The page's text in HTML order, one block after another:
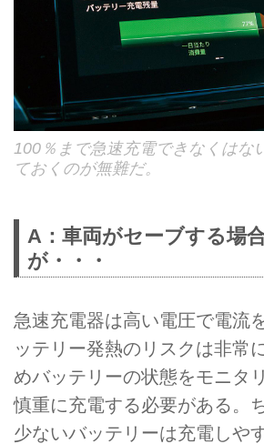
100％まで急速充電できなくはな
ておくのが無難だ。
A：車両がセーブする場
が・・・
急速充電器は高い電圧で電流
ッテリー発熱のリスクは非常
めバッテリーの状態をモニタ
慎重に充電する必要がある。
少ないバッテリーは充電しや